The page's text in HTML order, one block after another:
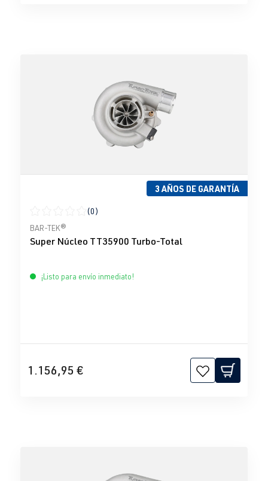
3 AÑOS DE GARANTÍA
Calificación promedio de 0 de 5 estrellas
(0)
BAR-TEK®
Super Núcleo TT35900 Turbo-Total
¡Listo para envío inmediato!
1.156,95 €